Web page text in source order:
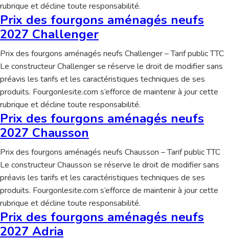
rubrique et décline toute responsabilité.
Prix des fourgons aménagés neufs
2027 Challenger
Prix des fourgons aménagés neufs Challenger – Tarif public TTC
Le constructeur Challenger se réserve le droit de modifier sans
préavis les tarifs et les caractéristiques techniques de ses
produits. Fourgonlesite.com s’efforce de maintenir à jour cette
rubrique et décline toute responsabilité.
Prix des fourgons aménagés neufs
2027 Chausson
Prix des fourgons aménagés neufs Chausson – Tarif public TTC
Le constructeur Chausson se réserve le droit de modifier sans
préavis les tarifs et les caractéristiques techniques de ses
produits. Fourgonlesite.com s’efforce de maintenir à jour cette
rubrique et décline toute responsabilité.
Prix des fourgons aménagés neufs
2027 Adria